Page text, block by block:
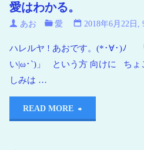
愛はわかる。
あお 愛 2018年6月22日,
ハレルヤ ! あおです。(*･∀･)ﾉ
い|ω･`)」 という方 向けに ち
しみは …
READ MORE